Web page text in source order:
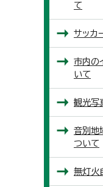
て
サッカ
市内の
いて
観光写
音別地
ついて
無灯火